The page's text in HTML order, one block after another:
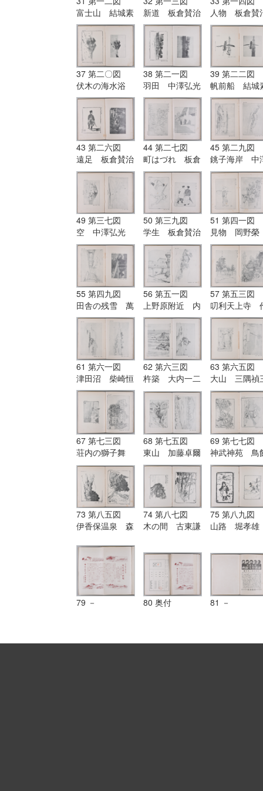
富士山 結城素
明筆
新道 板倉賛治
筆
人物 板倉賛
筆
37 第二〇図
伏木の海水浴
場 板倉賛治筆
38 第二一図
羽田 中澤弘光
筆
39 第二二図
帆前船 結城
明筆
43 第二六図
遠足 板倉賛治
筆
44 第二七図
町はづれ 板倉
賛治筆|第二八
図 朝日の森
中澤弘光筆
45 第二九図
銚子海岸 中
弘光筆|第三〇
図 燈薹 岡
榮筆
49 第三七図
空 中澤弘光
筆|第三八図
残雪 中澤弘光
50 第三九図
学生 板倉賛治
筆|第四〇図
野球 板倉賛治
筆
51 第四一図
見物 岡野榮
筆|第四二図
児童 岡野榮
55 第四九図
田舎の残雪 萬
富三筆|第五〇
図 元箱根村
内野猛筆
56 第五一図
上野原附近 内
野猛筆|第五二
図 豊田橋 野
口峰吉筆
57 第五三図
叨利天上寺
井彌三平筆|第
五四図 興福
寺 久保田安
郎筆
61 第六一図
津田沼 柴崎恒
信筆|第六二
図 天草群島
田川豊筆
62 第六三図
杵築 大内一二
筆|第六四図
瀬戸海岸の浪
野口峰吉筆
63 第六五図
大山 三隅禎
郎筆|第六六
図 猿橋 田
春吉筆
67 第七三図
荘内の獅子舞
佐藤左内筆|第
七四図 鶏 小
糸元雄筆
68 第七五図
東山 加藤卓爾
筆|第七六図
入来温泉 佐藤
平太郎筆
69 第七七図
神武神苑 鳥
清光筆|第七八
図 岡崎公
中久木富二郎
73 第八五図
伊香保温泉 森
六図 大江山
須々木壽太郎筆
74 第八七図
木の間 古東謙
図 御行の松
大村友雄筆
75 第八九図
山路 堀孝雄
79 － 80 奥付 81 －